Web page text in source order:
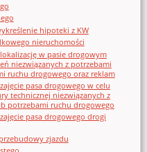
hipoteki z KW
nieruchomości
w pasie drogowym
niezwiązanych z potrzebami
ruchu drogowego oraz reklam
pasa drogowego w celu
technicznej niezwiązanych z
potrzebami ruchu drogowego
pasa drogowego drogi
zjazdu